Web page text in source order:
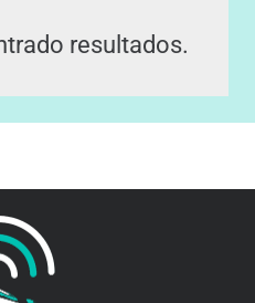
resultados.